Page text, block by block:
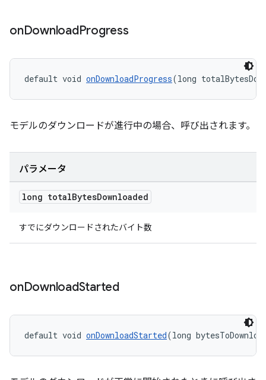
onDownloadProgress
default void onDownloadProgress(long
モデルのダウンロードが進行中の場合、呼び出されます。
パラメータ
long totalBytesDownloaded
すでにダウンロードされたバイト数
onDownloadStarted
default void onDownloadStarted(long